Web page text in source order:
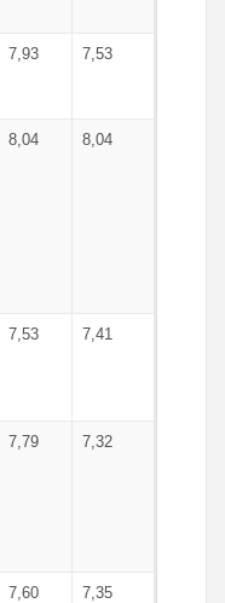
7,93 7,53
8,04 8,04
7,53 7,41
7,79 7,32
7,60 7,35